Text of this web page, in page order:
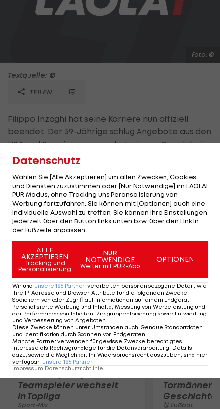
Foto: ©
Textquelle: ©
TEILEN
Filippo Inzaghi hat seine Karriere nun offiziell
beendet. Der 39-Jährige schlug Angebote aus den
USA und Spanien aus, um als Junioren-Coach beim
AC Milan zu bleiben. Der Stürmer erzielte in 300
letzte bei seinem Abschied im letzten Saisonspiel
gegen Novara. Inzaghi erzielte nach seiner
Einwechslung das Siegestor. In Zukunft wird der
Weltmeister von 2006 die U16-Mannschaft der
Rossoneri betreuen.
Mehr zum Thema
Karrieresprung! ÖVV-
Teamspieler wechselt
in Topliga
Sport-Mix
Tormänner
Geschichte
Fußball
Datenschutz
Wählen Sie [Alle Akzeptieren] um allen Zwecken, Cookies
und Diensten zuzustimmen oder [Nur Notwendige] im LAOLA1
PUR Modus, ohne Tracking uns Peronsalisierung von
Werbung fortzufahren. Sie können mit [Optionen] auch eine
individuelle Auswahl zu treffen. Sie können Ihre Einstellungen
jederzeit über den Button links unten bzw. über den Link in
der Fußzeile anpassen.
ALLE
AKZEPTIEREN
Tracking und
Personalisierung
NUR
NOTWENDIGE
Weiter mit PUR-Abo
OPTIONEN
Wir und unsere 186 Partner verarbeiten personenbezogene Daten, wie
Ihre IP-Adresse und Browser-Attribute für die folgenden Zwecke:
Speichern von oder Zugriff auf Informationen auf einem Endgerät;
Personalisierte Werbung und Inhalte, Messung von Werbeleistung und
der Performance von Inhalten, Zielgruppenforschung sowie Entwicklung
und Verbesserung von Angeboten.
Diese Zwecke können unter Umständen auch: Genaue Standortdaten
und Identifikation durch Scannen von Endgeräten.
Manche Partner verwenden für gewisse Zwecke berechtigtes
Interesse als Rechtsgrundlage für die Datenverarbeitung. Details
dazu, sowie die Möglichkeit Ihr Widerspruchsrecht auszuüben, sind hier
verfügbar: unsere 186 Partner
Impressum Datenschutzrichtlinie